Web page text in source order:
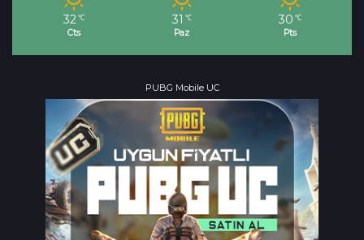
32 ℃
Cts
31 ℃
Paz
30 ℃
Pts
PUBG Mobile UC